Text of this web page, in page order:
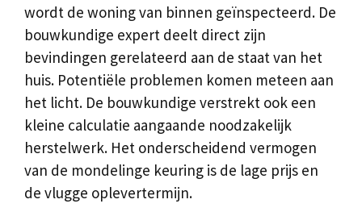
wordt de woning van binnen geïnspecteerd. De
bouwkundige expert deelt direct zijn
bevindingen gerelateerd aan de staat van het
huis. Potentiële problemen komen meteen aan
het licht. De bouwkundige verstrekt ook een
kleine calculatie aangaande noodzakelijk
herstelwerk. Het onderscheidend vermogen
van de mondelinge keuring is de lage prijs en
de vlugge oplevertermijn.